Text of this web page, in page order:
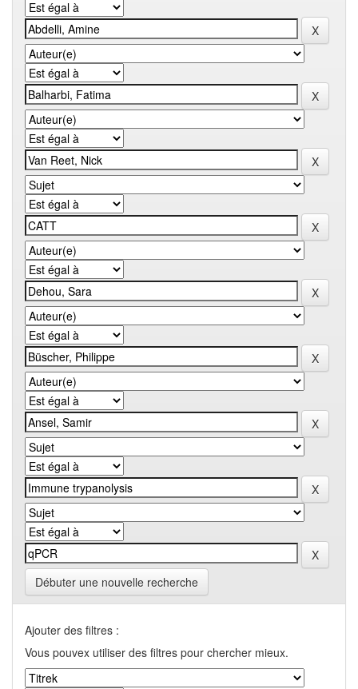
Débuter une nouvelle recherche
Ajouter des filtres :
Vous pouvex utiliser des filtres pour chercher mieux.